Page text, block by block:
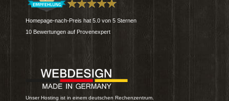
Homepage-nach-Preis hat 5.0 von 5 Sternen
10 Bewertungen auf Provenexpert
Unser Hosting ist in einem deutschen Rechenzentrum.